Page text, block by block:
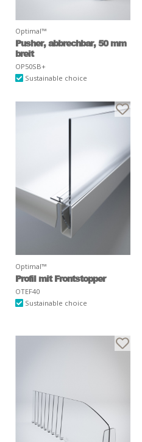
Optimal™
Pusher, abbrechbar, 50 mm
breit
OP50SB+
Sustainable choice
Optimal™
Profil mit Frontstopper
OTEF40
Sustainable choice